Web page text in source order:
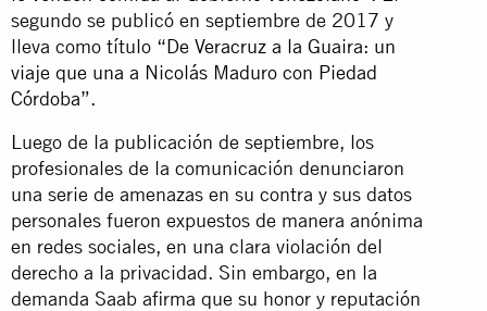
segundo se publicó en septiembre de 2017 y
lleva como título “De Veracruz a la Guaira: un
viaje que una a Nicolás Maduro con Piedad
Córdoba”.
Luego de la publicación de septiembre, los
profesionales de la comunicación denunciaron
una serie de amenazas en su contra y sus datos
personales fueron expuestos de manera anónima
en redes sociales, en una clara violación del
derecho a la privacidad. Sin embargo, en la
demanda Saab afirma que su honor y reputación